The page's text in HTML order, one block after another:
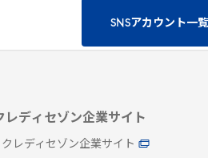
SNSアカウント一
レディセゾン企業サイト
クレディセゾン企業サイト